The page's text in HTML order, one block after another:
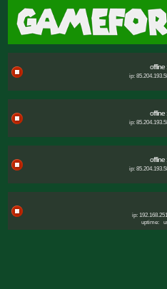
offline
ip:
offline
ip:
offline
ip:
ip:
uptime: